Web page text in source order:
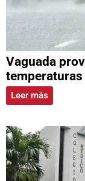
Vaguada
temperaturas
Leer más